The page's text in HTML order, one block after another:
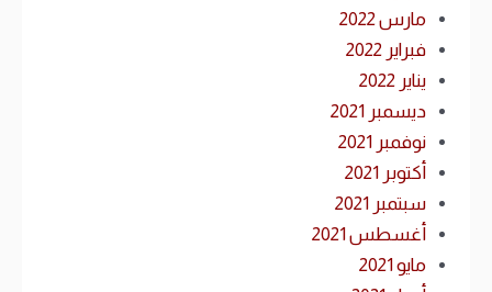
مارس 2022
فبراير 2022
يناير 2022
ديسمبر 2021
نوفمبر 2021
أكتوبر 2021
سبتمبر 2021
أغسطس 2021
مايو 2021